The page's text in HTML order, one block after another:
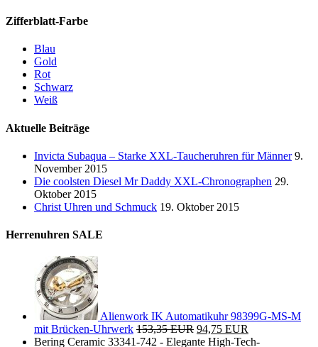
Zifferblatt-Farbe
Blau
Gold
Rot
Schwarz
Weiß
Aktuelle Beiträge
Invicta Subaqua – Starke XXL-Taucheruhren für Männer 9.
November 2015
Die coolsten Diesel Mr Daddy XXL-Chronographen 29.
Oktober 2015
Christ Uhren und Schmuck 19. Oktober 2015
Herrenuhren SALE
Alienwork IK Automatikuhr 98399G-MS-M
mit Brücken-Uhrwerk 153,35 EUR 94,75 EUR
Bering Ceramic 33341-742 - Elegante High-Tech-